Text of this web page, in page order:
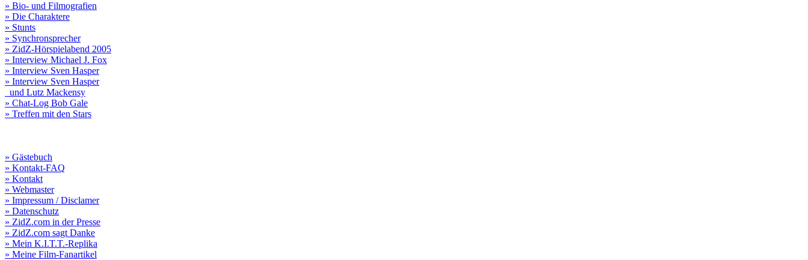
» Bio- und Filmografien
» Die Charaktere
» Stunts
» Synchronsprecher
» ZidZ-Hörspielabend 2005
» Interview Michael J. Fox
» Interview Sven Hasper
» Interview Sven Hasper
und Lutz Mackensy
» Chat-Log Bob Gale
» Treffen mit den Stars
» Gästebuch
» Kontakt-FAQ
» Kontakt
» Webmaster
» Impressum / Disclamer
» Datenschutz
» ZidZ.com in der Presse
» ZidZ.com sagt Danke
» Mein K.I.T.T.-Replika
» Meine Film-Fanartikel